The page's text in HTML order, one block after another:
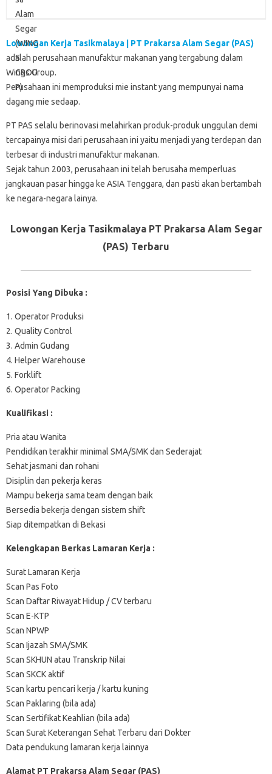
Lowongan Kerja Tasikmalaya | PT Prakarsa Alam Segar (PAS)
adalah perusahaan manufaktur makanan yang tergabung dalam
Wings Group.
Perusahaan ini memproduksi mie instant yang mempunyai nama
dagang mie sedaap.
PT PAS selalu berinovasi melahirkan produk-produk unggulan demi
tercapainya misi dari perusahaan ini yaitu menjadi yang terdepan dan
terbesar di industri manufaktur makanan.
Sejak tahun 2003, perusahaan ini telah berusaha memperluas
jangkauan pasar hingga ke ASIA Tenggara, dan pasti akan bertambah
ke negara-negara lainya.
Lowongan Kerja Tasikmalaya PT Prakarsa Alam Segar
(PAS) Terbaru
Posisi Yang Dibuka :
1. Operator Produksi
2. Quality Control
3. Admin Gudang
4. Helper Warehouse
5. Forklift
6. Operator Packing
Kualifikasi :
Pria atau Wanita
Pendidikan terakhir minimal SMA/SMK dan Sederajat
Sehat jasmani dan rohani
Disiplin dan pekerja keras
Mampu bekerja sama team dengan baik
Bersedia bekerja dengan sistem shift
Siap ditempatkan di Bekasi
Kelengkapan Berkas Lamaran Kerja :
Surat Lamaran Kerja
Scan Pas Foto
Scan Daftar Riwayat Hidup / CV terbaru
Scan E-KTP
Scan NPWP
Scan Ijazah SMA/SMK
Scan SKHUN atau Transkrip Nilai
Scan SKCK aktif
Scan kartu pencari kerja / kartu kuning
Scan Paklaring (bila ada)
Scan Sertifikat Keahlian (bila ada)
Scan Surat Keterangan Sehat Terbaru dari Dokter
Data pendukung lamaran kerja lainnya
Alamat PT Prakarsa Alam Segar (PAS)